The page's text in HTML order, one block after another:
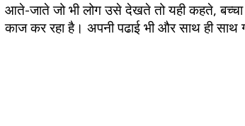
आते-जाते जो भी लोग उसे देखते तो यही कहते,
काज कर रहा है। अपनी पढाई भी और साथ ही साथ